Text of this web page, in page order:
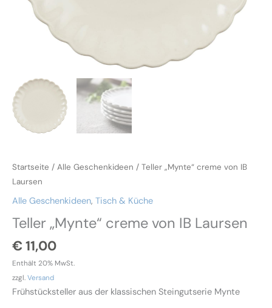
Startseite / Alle Geschenkideen / Teller „Mynte“ creme von IB
Laursen
Alle Geschenkideen, Tisch & Küche
Teller „Mynte“ creme von IB Laursen
€11,00
Enthält 20% MwSt.
zzgl.Versand
Frühstücksteller aus der klassischen Steingutserie Mynte